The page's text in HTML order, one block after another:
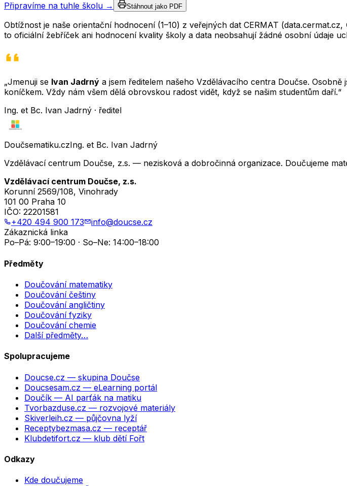
Připravíme na tuhle školu → Stáhnout jako PDF
Obtížnost je naše orientační hodnocení (1–10) z veřejných dat CERMAT
to oficiální žebříček ani hodnocení kvality školy a data neobsahují žádné osobní údaje
„Jmenuji se Ivan Jadrný a jsem ředitelem našeho Vzdělávacího centra Doučse.
koníčkem. Vždy nám všem dělá obrovskou radost vidět, když se našim studentům daří.“
Ing. et Bc. Ivan Jadrný · ředitel
Doučsematiku.czIng. et Bc. Ivan Jadrný
Vzdělávací centrum Doučse, z.s. — nezisková a dobročinná organizace. Doučujeme
Vzdělávací centrum Doučse, z.s.
Korunní 2569/108, Vinohrady
101 00 Praha 10
IČO: 22201581
+420 494 900 173
info@doucse.cz
Zákaznická linka
Po–Pá: 9:00–19:00 · So–Ne: 14:00–18:00
Předměty
Doučování matematiky
Doučování češtiny
Doučování angličtiny
Doučování fyziky
Doučování chemie
Další předměty…
Spolupracujeme
Doucse.cz — skupina Doučse
Doucsesam.cz — eLearning portál
Doučík — AI parťák na matiku
Tvorbazduse.cz — rozvojové materiály
Skiverleih.cz — půjčovna lyží
Receptybezmasa.cz — receptář
Klubdetifort.cz — klub dětí Fořt
Odkazy
Kde doučujeme